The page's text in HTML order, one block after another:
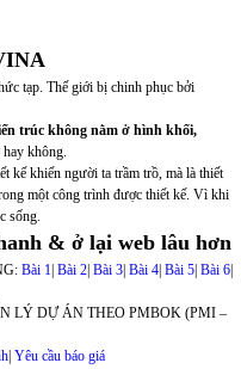
tạp. Thế giới bị chinh phục bởi
trúc không nằm ở hình khối,
không.
kế khiến người ta trầm trồ, mà là thiết
một công trình được thiết kế. Vì khi
sống.
& ở lại web lâu hơn
Bài 1| Bài 2| Bài 3| Bài 4| Bài 5| Bài 6|
LÝ DỰ ÁN THEO PMBOK (PMI –
| Yêu cầu báo giá